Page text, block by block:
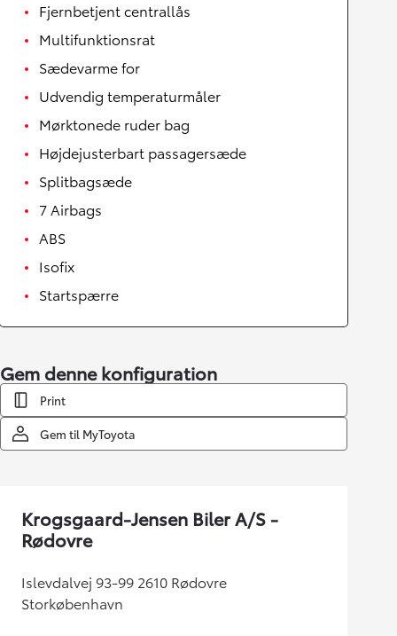
Fjernbetjent centrallås
Multifunktionsrat
Sædevarme for
Udvendig temperaturmåler
Mørktonede ruder bag
Højdejusterbart passagersæde
Splitbagsæde
7 Airbags
ABS
Isofix
Startspærre
Gem denne konfiguration
Print
Gem til MyToyota
Krogsgaard-Jensen Biler A/S -
Rødovre
Islevdalvej 93-99 2610 Rødovre
Storkøbenhavn